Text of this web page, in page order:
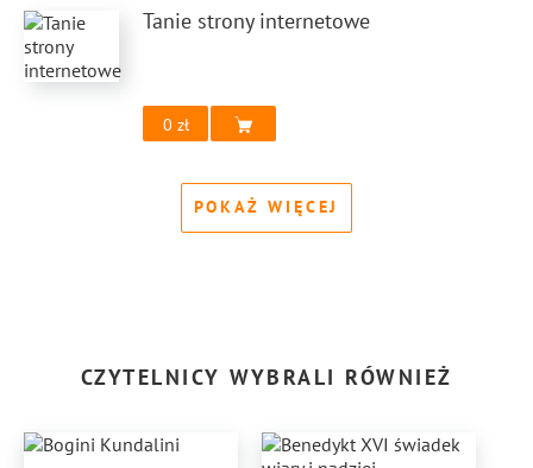
Tanie strony internetowe
0
POKAŻ WIĘCEJ
CZYTELNICY WYBRALI RÓWNIEŻ